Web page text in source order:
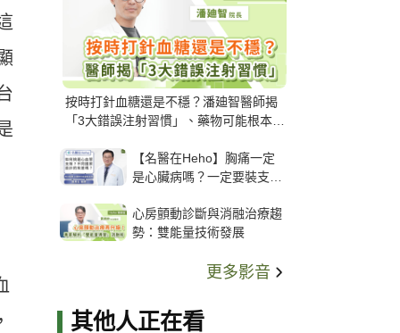
按時打針血糖還是不穩？潘廸智醫師揭
「3大錯誤注射習慣」、藥物可能根本沒
【名醫在Heho】胸痛一定
是心臟病嗎？一定要裝支
解析支架種類、風險與選擇
關鍵
心房顫動診斷與消融治療趨
勢：雙能量技術發展
更多影音
其他人正在看